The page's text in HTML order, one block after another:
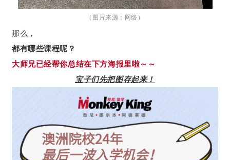
（图片来源：网络）
那么，
都有哪些课程呢？
大师兄已经帮你总结在下方海报里啦～～
宝子们先把图存起来！